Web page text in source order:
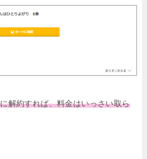
解約すれば、料金はいっさい取ら